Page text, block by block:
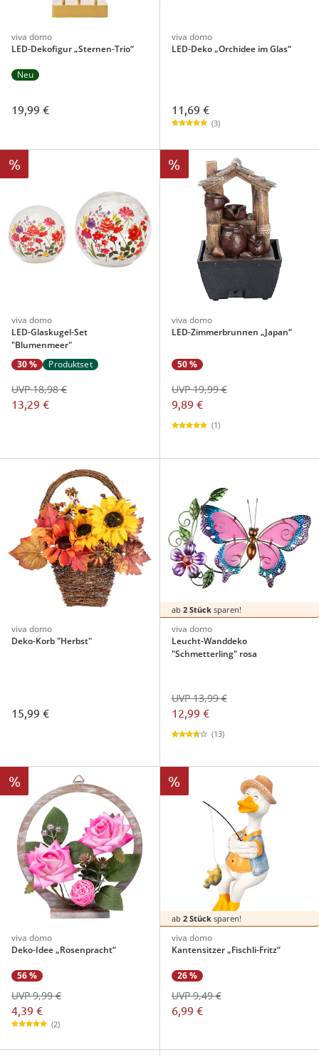
viva domo
LED-Dekofigur „Sternen-Trio“
Neu
19,99 €
viva domo
LED-Deko „Orchidee im Glas“
11,69 €
(3)
%
viva domo
LED-Glaskugel-Set
"Blumenmeer"
30 %
Produktset
13,29 €
UVP 18,98 €
%
viva domo
LED-Zimmerbrunnen „Japan“
50 %
9,89 €
UVP 19,99 €
(1)
viva domo
Deko-Korb "Herbst"
15,99 €
ab 2 Stücksparen!
viva domo
Leucht-Wanddeko
"Schmetterling" rosa
12,99 €
UVP 13,99 €
(13)
%
viva domo
Deko-Idee „Rosenpracht“
56 %
4,39 €
UVP 9,99 €
(2)
%
ab 2 Stücksparen!
viva domo
Kantensitzer „Fischli-Fritz“
26 %
6,99 €
UVP 9,49 €